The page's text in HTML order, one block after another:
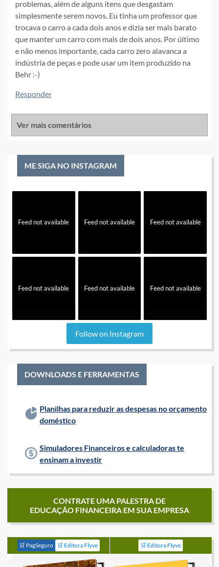
problemas, além de alguns itens que desgastam
simplesmente serem novos. Eu tinha um professor que
trocava o carro a cada dois anos e dizia ser mais barato
que manter um carro com mais de dois anos. Por último
e não menos importante, cada carro zero alavanca a
indústria de peças e pode usar um item produzido na
Behr :-)
Responder
Ver mais comentários
ME SIGA NO INSTAGRAM
Feed not available Feed not available Feed not available
Feed not available Feed not available Feed not available
Follow on Instagram
DOWNLOADS E FERRAMENTAS
Planilhas para reduzir as despesas no orçamento
doméstico
Simuladores Financeiros e calculadoras te
ensinam a investir
CONTRATE UMA PALESTRA DE
EDUCAÇÃO FINANCEIRA EM SUA EMPRESA
🛒 PagSeguro 🛒 Editora Flyve 🛒 Editora Flyve